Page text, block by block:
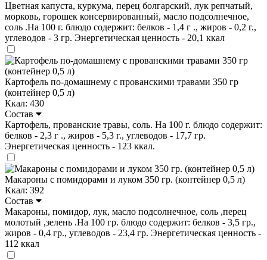
Цветная капуста, куркума, перец болгарский, лук репчатый,
морковь, горошек консервированный, масло подсолнечное,
соль .На 100 г. блюдо содержит: белков - 1,4 г ., жиров - 0,2 г.,
углеводов - 3 гр. Энергетическая ценность - 20,1 ккал
Картофель по-домашнему с прованскими травами 350 гр
(контейнер 0,5 л)
Ккал: 430
Состав
Картофель, прованские травы, соль. На 100 г. блюдо содержит:
белков - 2,3 г ., жиров - 5,3 г., углеводов - 17,7 гр.
Энергетическая ценность - 123 ккал.
Макароны с помидорами и луком 350 гр. (контейнер 0,5 л)
Ккал: 392
Состав
Макароны, помидор, лук, масло подсолнечное, соль ,перец
молотый ,зелень .На 100 гр. блюдо содержит: белков - 3,5 гр.,
жиров - 0,4 гр., углеводов - 23,4 гр. Энергетическая ценность -
112 ккал